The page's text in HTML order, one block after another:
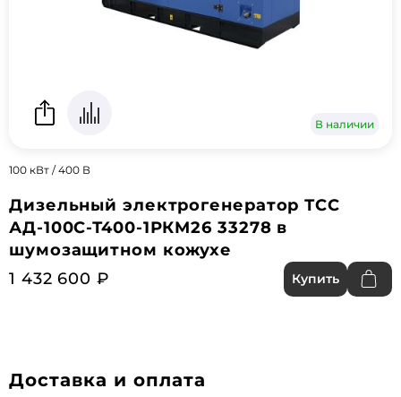
В наличии
100 кВт / 400 В
Дизельный электрогенератор ТСС
АД-100С-Т400-1РКМ26 33278 в
шумозащитном кожухе
1 432 600 ₽
Купить
Доставка и оплата